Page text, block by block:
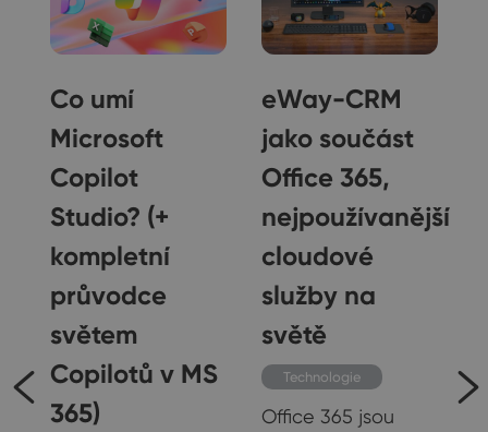
Co umí
Microsoft
Copilot
Studio? (+
kompletní
průvodce
světem
Copilotů v MS
365)
eWay-CRM
jako součást
Office 365,
nejpoužívanější
cloudové
služby na
světě
Technologie
Office 365 jsou